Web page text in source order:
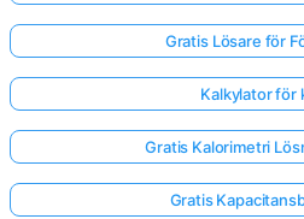
Gratis Lösare för
Kalkylator för
Gratis Kalorimetri
Gratis